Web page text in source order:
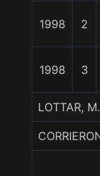
1998 2
1998 3
LOTTAR,